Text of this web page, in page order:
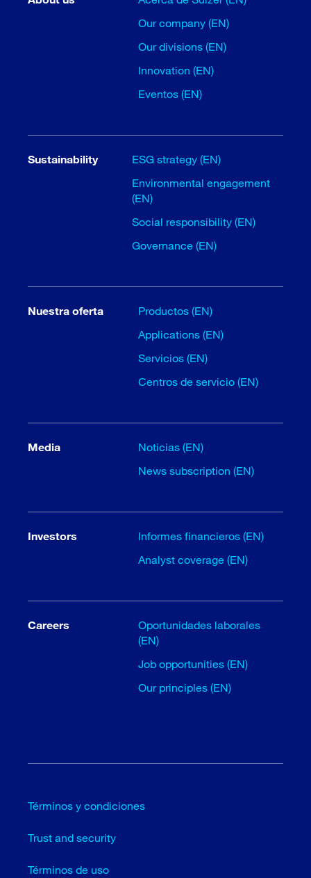
Our company (EN)
Our divisions (EN)
Innovation (EN)
Eventos (EN)
Sustainability
ESG strategy (EN)
Environmental engagement
(EN)
Social responsibility (EN)
Governance (EN)
Nuestra oferta
Productos (EN)
Applications (EN)
Servicios (EN)
Centros de servicio (EN)
Media
Noticias (EN)
News subscription (EN)
Investors
Informes financieros (EN)
Analyst coverage (EN)
Careers
Oportunidades laborales
(EN)
Job opportunities (EN)
Our principles (EN)
Términos y condiciones
Trust and security
Términos de uso